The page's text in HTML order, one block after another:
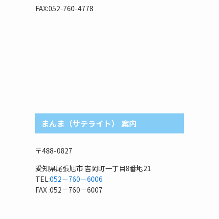
FAX:052-760-4778
まんま（サテライト） 案内
〒488-0827
愛知県尾張旭市 吉岡町一丁目8番地21
TEL:052－760－6006
FAX :052－760－6007